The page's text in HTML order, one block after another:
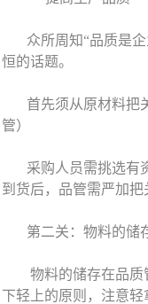
众所周知“品质是
恒的话题。
首先须从原材料把
管）
采购人员需挑选有
到货后，品管需严加把
第二关：物料的储
物料的储存在品
下轻上的原则，注意